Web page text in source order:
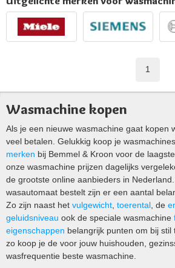
1
Wasmachine kopen
Als je een nieuwe wasmachine gaat kopen
veel betalen. Gelukkig koop je
merken bij Bemmel & Kroon voor de
onze wasmachine prijzen dagelijks
de grootste online aanbieders in
wasautomaat bestelt zijn er een aantal
Zo zijn naast het vulgewicht toerental , de
geluidsniveau ook de speciale wasmachine
eigenschappen belangrijk punten om bij stil
zo koop je de voor jouw huishouden,
wasfrequentie beste wasmachine.